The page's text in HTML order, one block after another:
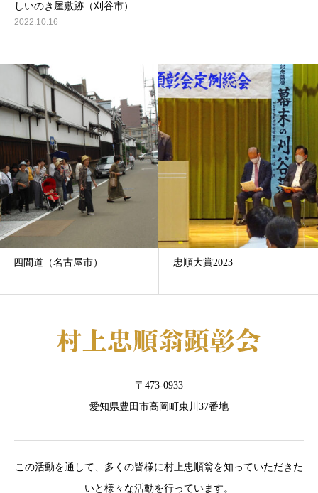
しいのき屋敷跡（刈谷市）
2022.10.16
四間道（名古屋市） 忠順大賞2023
〒473-0933
愛知県豊田市高岡町東川37番地
この活動を通して、多くの皆様に村上忠順翁を知っていただきた
いと様々な活動を行っています。